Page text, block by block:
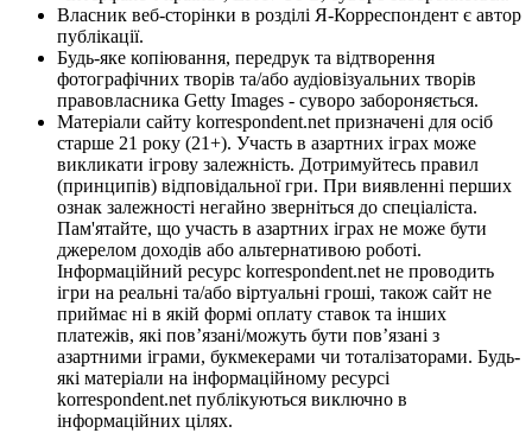
Власник веб-сторінки в розділі Я-Корреспондент є автор
публікації.
Будь-яке копіювання, передрук та відтворення
фотографічних творів та/або аудіовізуальних творів
правовласника Getty Images - суворо забороняється.
Матеріали сайту korrespondent.net призначені для осіб
старше 21 року (21+). Участь в азартних іграх може
викликати ігрову залежність. Дотримуйтесь правил
(принципів) відповідальної гри. При виявленні перших
ознак залежності негайно зверніться до спеціаліста.
Пам'ятайте, що участь в азартних іграх не може бути
джерелом доходів або альтернативою роботі.
Інформаційний ресурс korrespondent.net не проводить
ігри на реальні та/або віртуальні гроші, також сайт не
приймає ні в якій формі оплату ставок та інших
платежів, які пов’язані/можуть бути пов’язані з
азартними іграми, букмекерами чи тоталізаторами. Будь-
які матеріали на інформаційному ресурсі
korrespondent.net публікуються виключно в
інформаційних цілях.